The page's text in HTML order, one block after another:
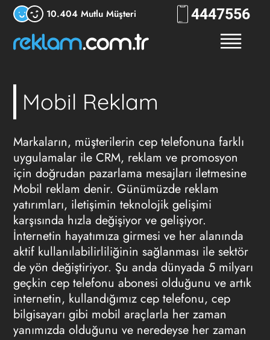
10.404 Mutlu Müşteri 444RKLM
Mobil Reklam
Markaların, müşterilerin cep telefonuna farklı
uygulamalar ile CRM, reklam ve promosyon
için doğrudan pazarlama mesajları iletmesine
Mobil reklam denir. Günümüzde reklam
yatırımları, iletişimin teknolojik gelişimi
karşısında hızla değişiyor ve gelişiyor.
İnternetin hayatımıza girmesi ve her alanında
aktif kullanılabilirliliğinin sağlanması ile sektör
de yön değiştiriyor. Şu anda dünyada 5 milyarı
geçkin cep telefonu abonesi olduğunu ve artık
internetin, kullandığımız cep telefonu, cep
bilgisayarı gibi mobil araçlarla her zaman
yanımızda olduğunu ve neredeyse her zaman